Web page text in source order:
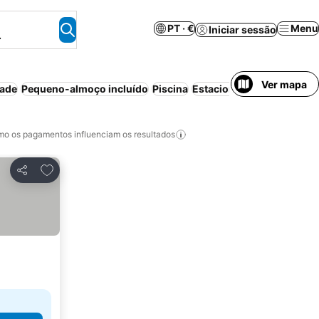
PT · € Iniciar sessão Menu
Pequeno-almoço incluído Piscina EstacionamentoVer mapa
os pagamentos influenciam os resultados
Partilhar
Adicionar aos favoritos